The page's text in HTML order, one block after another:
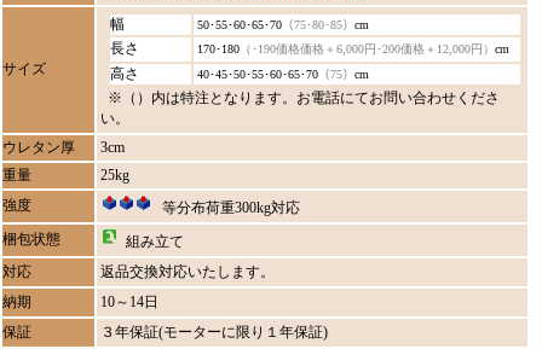
サイズ
幅 50･55･60･65･70 （75･80･85） cm
長さ 170･180 （･190価格価格＋6,000円･200価格＋12,000円） cm
高さ 40･45･50･55･60･65･70 （75） cm
※（）内は特注となります。お電話にてお問い合わせくださ
い。
ウレタン厚
3cm
重量
25kg
強度
等分布荷重300kg対応
梱包状態
組み立て
対応
返品交換対応いたします。
納期
10～14日
保証
３年保証(モーターに限り１年保証)